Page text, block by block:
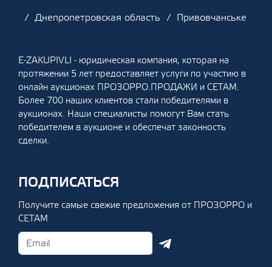
Днепропетровская область
Привовчанське
E-ZAKUPIVLI - юридическая компания, которая на
протяжении 5 лет предоставляет услуги по участию в
онлайн аукционах ПРОЗОРРО.ПРОДАЖИ и СЕТАМ.
Более 700 наших клиентов стали победителями в
аукционах. Наши специалисты помогут Вам стать
победителем в аукционе и обеспечат законность
сделки.
ПОДПИСАТЬСЯ
Получите самые свежие предложения от ПРОЗОРРО и
СЕТАМ